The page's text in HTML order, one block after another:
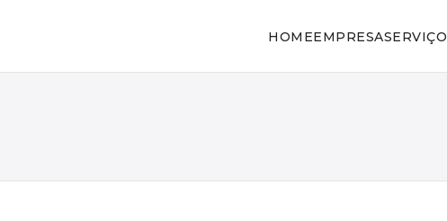
HOMEEMPRESA